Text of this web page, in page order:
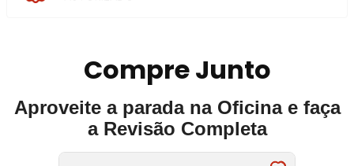
Compre Junto
Aproveite a parada na Oficina e faça
a Revisão Completa